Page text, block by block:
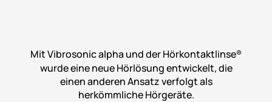
Mit Vibrosonic alpha und der Hörkontaktlinse®
wurde eine neue Hörlösung entwickelt, die
einen anderen Ansatz verfolgt als
herkömmliche Hörgeräte.